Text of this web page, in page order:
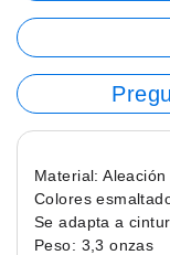
Material:
Colores
Se adapta a
Peso: 3,3 onzas